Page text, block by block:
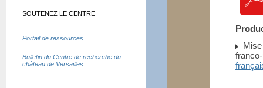
SOUTENEZ LE CENTRE
Portail de ressources
Bulletin du Centre de recherche du
château de Versailles